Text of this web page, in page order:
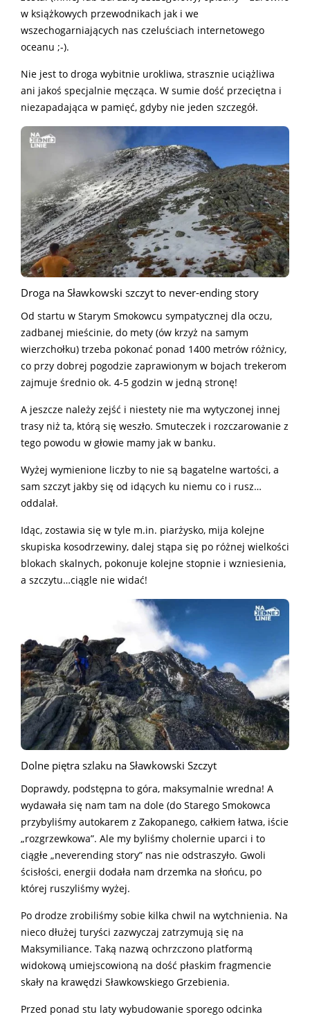
w książkowych przewodnikach jak i we
wszechogarniających nas czeluściach internetowego
oceanu ;-).
Nie jest to droga wybitnie urokliwa, strasznie uciążliwa
ani jakoś specjalnie męcząca. W sumie dość przeciętna i
niezapadająca w pamięć, gdyby nie jeden szczegół.
Droga na Sławkowski szczyt to never-ending story
Od startu w Starym Smokowcu sympatycznej dla oczu,
zadbanej mieścinie, do mety (ów krzyż na samym
wierzchołku) trzeba pokonać ponad 1400 metrów różnicy,
co przy dobrej pogodzie zaprawionym w bojach trekerom
zajmuje średnio ok. 4-5 godzin w jedną stronę!
A jeszcze należy zejść i niestety nie ma wytyczonej innej
trasy niż ta, którą się weszło. Smuteczek i rozczarowanie z
tego powodu w głowie mamy jak w banku.
Wyżej wymienione liczby to nie są bagatelne wartości, a
sam szczyt jakby się od idących ku niemu co i rusz…
oddalał.
Idąc, zostawia się w tyle m.in. piarżysko, mija kolejne
skupiska kosodrzewiny, dalej stąpa się po różnej wielkości
blokach skalnych, pokonuje kolejne stopnie i wzniesienia,
a szczytu…ciągle nie widać!
Dolne piętra szlaku na Sławkowski Szczyt
Doprawdy, podstępna to góra, maksymalnie wredna! A
wydawała się nam tam na dole (do Starego Smokowca
przybyliśmy autokarem z Zakopanego, całkiem łatwa, iście
„rozgrzewkowa”. Ale my byliśmy cholernie uparci i to
ciągłe „neverending story” nas nie odstraszyło. Gwoli
ścisłości, energii dodała nam drzemka na słońcu, po
której ruszyliśmy wyżej.
Po drodze zrobiliśmy sobie kilka chwil na wytchnienia. Na
nieco dłużej turyści zazwyczaj zatrzymują się na
Maksymiliance. Taką nazwą ochrzczono platformą
widokową umiejscowioną na dość płaskim fragmencie
skały na krawędzi Sławkowskiego Grzebienia.
Przed ponad stu laty wybudowanie sporego odcinka